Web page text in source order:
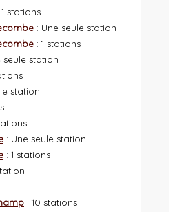
1 stations
: Une seule station
: 1 stations
seule station
station
: Une seule station
: 1 stations
: 10 stations